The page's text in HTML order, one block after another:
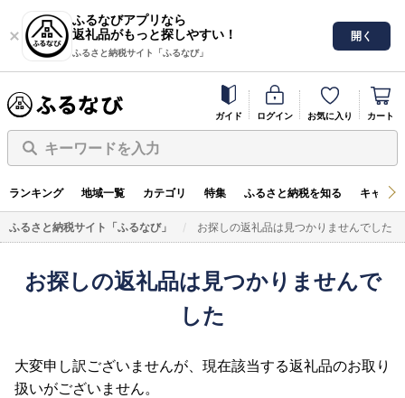
ふるなびアプリなら
返礼品がもっと探しやすい！
ふるさと納税サイト「ふるなび」
開く
ガイド ログイン お気に入り カート
キーワードを入力
ランキング 地域一覧 カテゴリ 特集 ふるさと納税を知る キャン
ふるさと納税サイト「ふるなび」 お探しの返礼品は見つかりませんでした
お探しの返礼品は見つかりませんで
した
大変申し訳ございませんが、現在該当する返礼品のお取り
扱いがございません。